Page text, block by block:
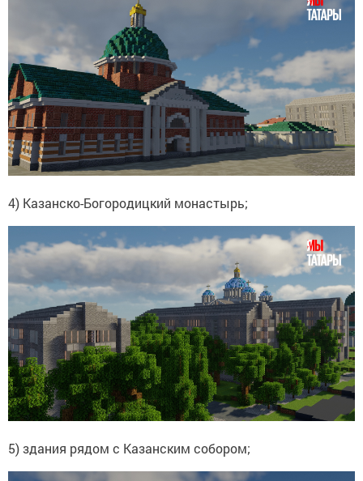
4) Казанско-Богородицкий монастырь;
5) здания рядом с Казанским собором;